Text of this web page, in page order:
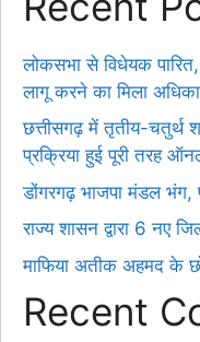
लोकसभा से विधेयक
लागू करने का मिला
छत्तीसगढ़ में तृतीय-चतुर्थ
प्रक्रिया हुई पूरी तरह
डोंगरगढ़ भाजपा मंडल भंग,
राज्य शासन द्वारा 6 नए
माफिया अतीक अहमद के
Recent